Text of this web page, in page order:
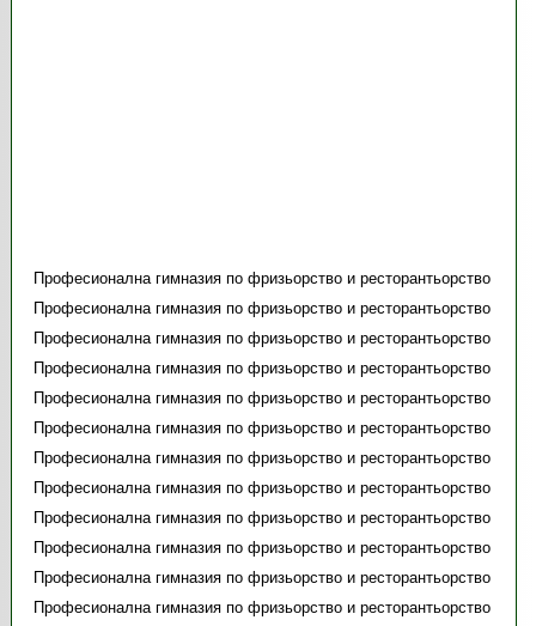
Професионална гимназия по фризьорство и ресторантьорство
Професионална гимназия по фризьорство и ресторантьорство
Професионална гимназия по фризьорство и ресторантьорство
Професионална гимназия по фризьорство и ресторантьорство
Професионална гимназия по фризьорство и ресторантьорство
Професионална гимназия по фризьорство и ресторантьорство
Професионална гимназия по фризьорство и ресторантьорство
Професионална гимназия по фризьорство и ресторантьорство
Професионална гимназия по фризьорство и ресторантьорство
Професионална гимназия по фризьорство и ресторантьорство
Професионална гимназия по фризьорство и ресторантьорство
Професионална гимназия по фризьорство и ресторантьорство